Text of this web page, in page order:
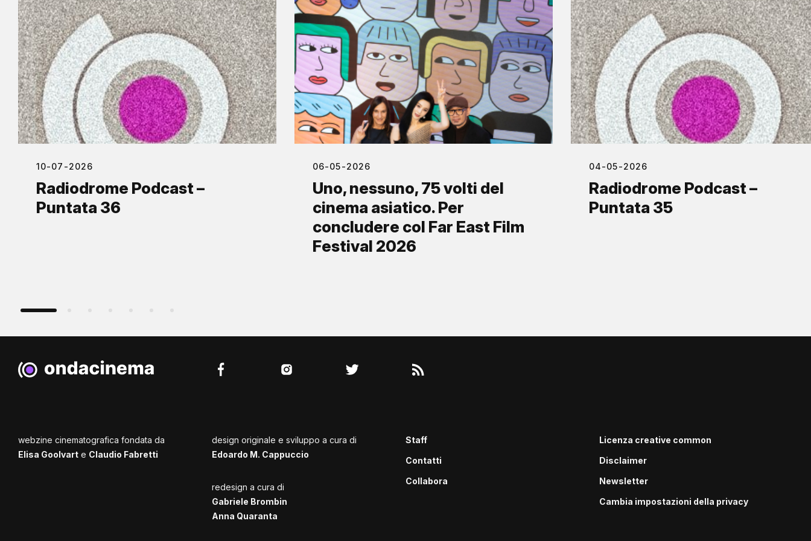
10-07-2026
Radiodrome Podcast –
Puntata 36
06-05-2026
Uno, nessuno, 75 volti del
cinema asiatico. Per
concludere col Far East Film
Festival 2026
04-05-2026
Radiodrome Podcast –
Puntata 35
webzine cinematografica fondata da
Elisa Goolvart e Claudio Fabretti
design originale e sviluppo a cura di
Edoardo M. Cappuccio
redesign a cura di
Gabriele Brombin
Anna Quaranta
Staff
Contatti
Collabora
Licenza creative common
Disclaimer
Newsletter
Cambia impostazioni della privacy